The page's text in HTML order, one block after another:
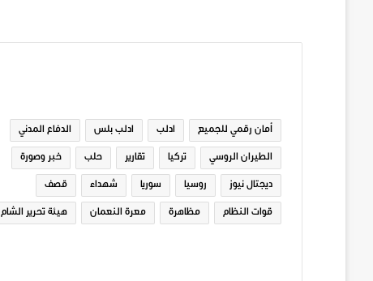
أمان رقمي للجميع ادلب ادلب بلس الدفاع المدني
الطيران الروسي تركيا تقارير حلب خبر وصورة
ديجتال نيوز روسيا سوريا شهداء قصف
قوات النظام مظاهرة معرة النعمان هيئة تحرير الشام